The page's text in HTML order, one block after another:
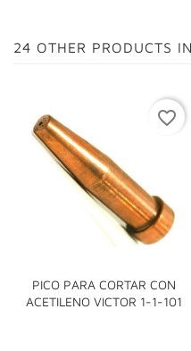
24 OTHER PRODUCTS
PICO PARA CORTAR CON
ACETILENO VICTOR 1-1-101
favorite_border